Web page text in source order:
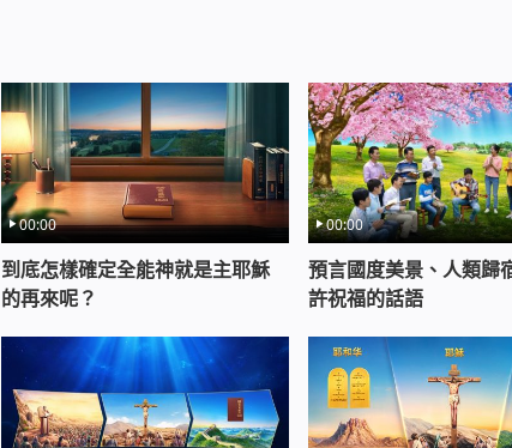
00:00
到底怎樣確定全能神就是主耶穌
的再來呢？
00:00
預言國度美景、人類歸
許祝福的話語